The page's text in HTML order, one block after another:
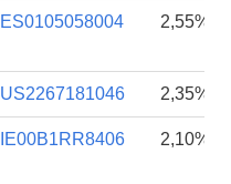
ES0105058004 2,55%
US2267181046 2,35%
IE00B1RR8406 2,10%